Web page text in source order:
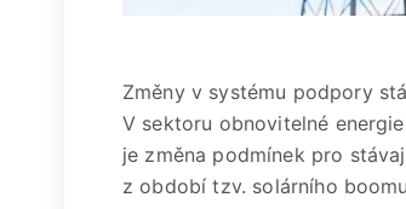
Změny v systému podpory
V sektoru obnovitelné
je změna podmínek pro
z období tzv. solárního